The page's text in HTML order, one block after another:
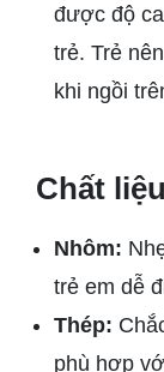
được độ
trẻ. Trẻ
khi ngồi
Chất
Nhôm:
trẻ em dễ
Thép:
phù hợp